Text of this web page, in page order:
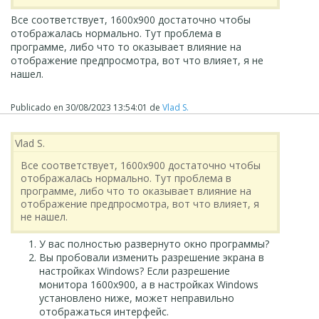
Все соответствует, 1600х900 достаточно чтобы
отображалась нормально. Тут проблема в
программе, либо что то оказывает влияние на
отображение предпросмотра, вот что влияет, я не
нашел.
Publicado en 30/08/2023 13:54:01 de Vlad S.
Vlad S.
Все соответствует, 1600х900 достаточно чтобы
отображалась нормально. Тут проблема в
программе, либо что то оказывает влияние на
отображение предпросмотра, вот что влияет, я
не нашел.
У вас полностью развернуто окно программы?
Вы пробовали изменить разрешение экрана в
настройках Windows? Если разрешение
монитора 1600х900, а в настройках Windows
установлено ниже, может неправильно
отображаться интерфейс.